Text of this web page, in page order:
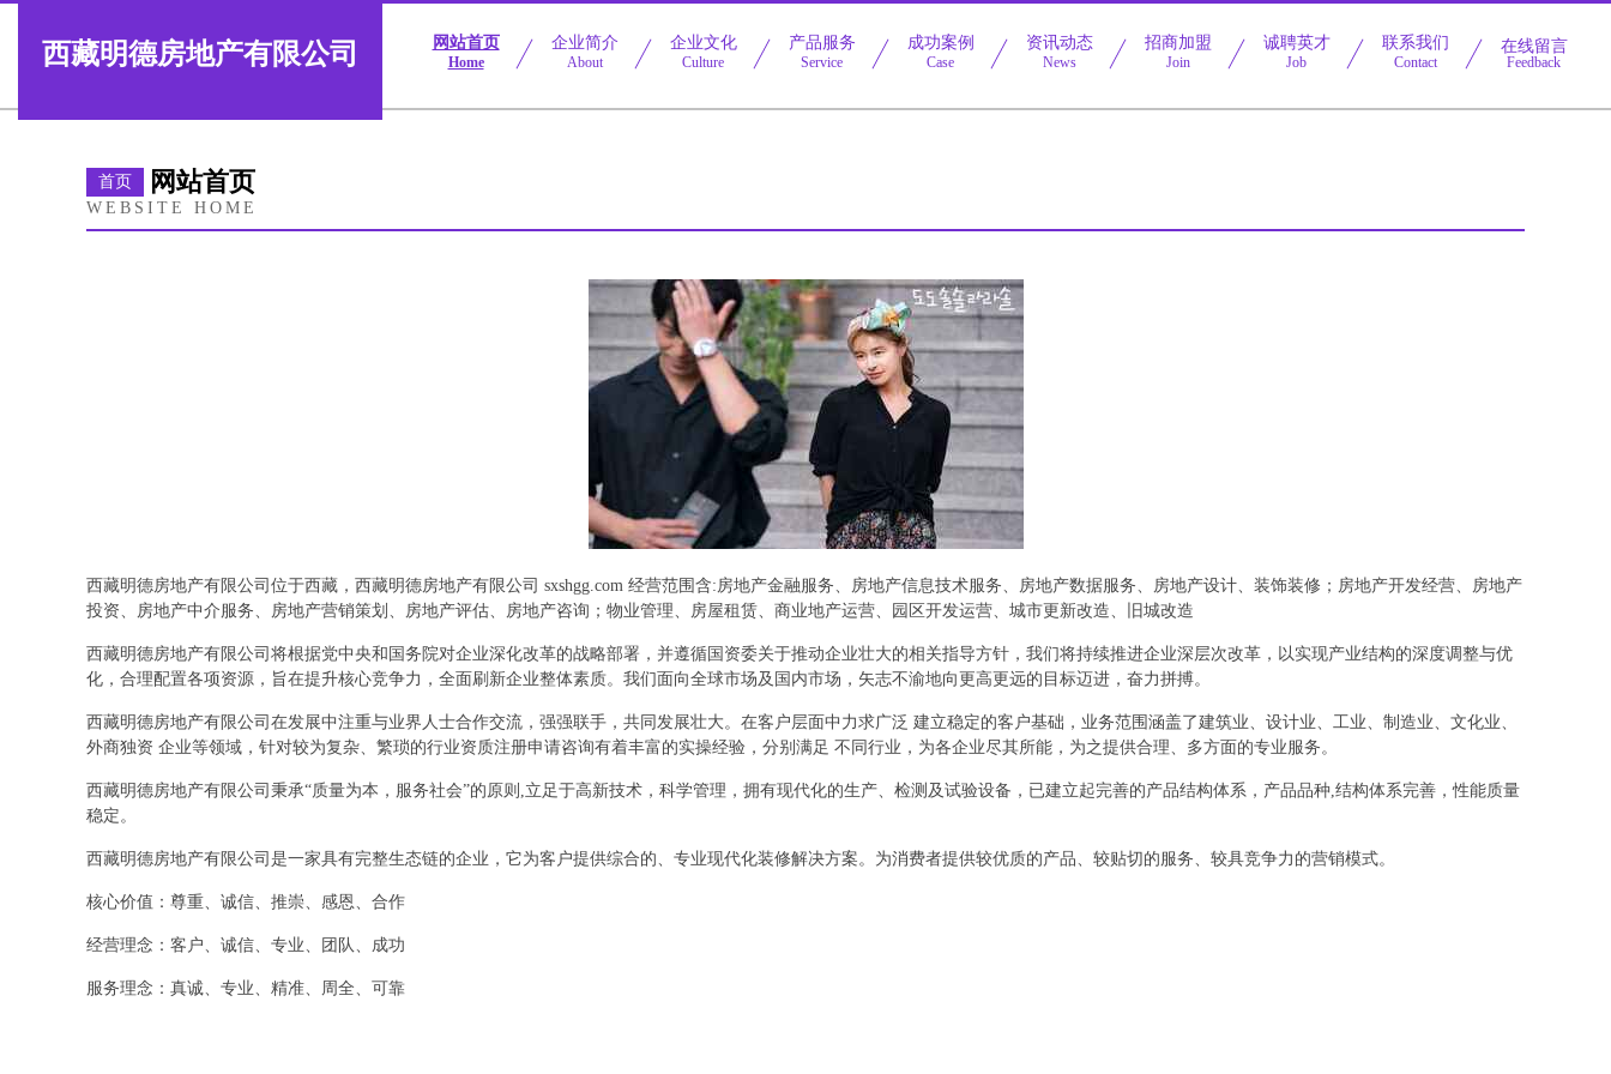
西藏明德房地产有限公司 网站首页
Home
企业简介
About
企业文化
Culture
产品服务
Service
成功案例
Case
资讯动态
News
招商加盟
Join
诚聘英才
Job
联系我们
Contact
在线留言
Feedback
首页 网站首页
WEBSITE HOME
西藏明德房地产有限公司位于西藏，西藏明德房地产有限公司 sxshgg.com 经营范围含:房地产金融服务、房地产信息技术服务、房地产数据服务、房地产设计、装饰装修；房地产开发经营、房地产
投资、房地产中介服务、房地产营销策划、房地产评估、房地产咨询；物业管理、房屋租赁、商业地产运营、园区开发运营、城市更新改造、旧城改造
西藏明德房地产有限公司将根据党中央和国务院对企业深化改革的战略部署，并遵循国资委关于推动企业壮大的相关指导方针，我们将持续推进企业深层次改革，以实现产业结构的深度调整与优
化，合理配置各项资源，旨在提升核心竞争力，全面刷新企业整体素质。我们面向全球市场及国内市场，矢志不渝地向更高更远的目标迈进，奋力拼搏。
西藏明德房地产有限公司在发展中注重与业界人士合作交流，强强联手，共同发展壮大。在客户层面中力求广泛 建立稳定的客户基础，业务范围涵盖了建筑业、设计业、工业、制造业、文化业、
外商独资 企业等领域，针对较为复杂、繁琐的行业资质注册申请咨询有着丰富的实操经验，分别满足 不同行业，为各企业尽其所能，为之提供合理、多方面的专业服务。
西藏明德房地产有限公司秉承“质量为本，服务社会”的原则,立足于高新技术，科学管理，拥有现代化的生产、检测及试验设备，已建立起完善的产品结构体系，产品品种,结构体系完善，性能质量
稳定。
西藏明德房地产有限公司是一家具有完整生态链的企业，它为客户提供综合的、专业现代化装修解决方案。为消费者提供较优质的产品、较贴切的服务、较具竞争力的营销模式。
核心价值：尊重、诚信、推崇、感恩、合作
经营理念：客户、诚信、专业、团队、成功
服务理念：真诚、专业、精准、周全、可靠